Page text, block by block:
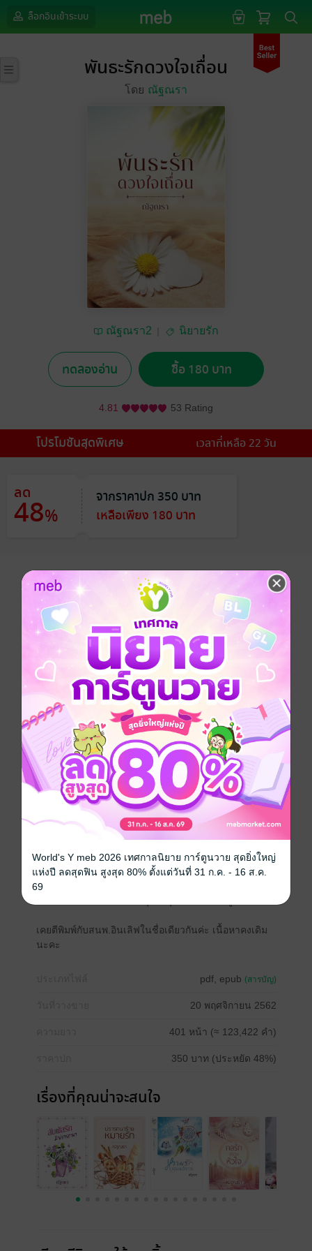
ล็อกอินเข้าระบบ
พันธะรักดวงใจเถื่อน
โดย ณัฐณรา
ณัฐณรา2 นิยายรัก
ทดลองอ่าน ซื้อ 180 บาท
4.81 53 Rating
โปรโมชันสุดพิเศษ เวลาที่เหลือ 22 วัน
ลด
48%
จากราคาปก 350 บาท
เหลือเพียง 180 บาท
อยากได้ ซื้อเป็นของขวัญ แชร์
ตึง!
“โอ๊ย!”
นักพัฒนาบุคลิกภาพสาวร้องเมื่อหลังและสะโพกกระแทก
พื้นเต็มๆ อาจไม่เจ็บมากเพราะว่ามีพรมหนานุ่มรองรับตัว
เธอ อลันนาเบ้หน้า แล้วก็ย่นคิ้ว เมื่อเห็นสายตาของคนที่
นั่งข้างเตียงฝั่งที่เธอร่วงลงมา ดวงตาสีเทาเหลือบฟ้าคู่นั้น
เบิกกว้างอย่างตกตะลึง แถมปากหยักที่มีรอยแผลก็เผยอ
นิดๆ อลันนาทำหน้าเหวอ ก่อนจะเบิกตากว้างเมื่อรู้สึกถึง
ลมเย็นๆจากเครื่องปรับอากาศที่โดนใส่เนื้อตัว หญิงสาวก้ม
มองสภาพตัวเองก่อนจะตัวแข็ง ช็อก!
เมื่อครู่ที่หน้าอกโผล่มาให้เห็น นับว่ามันเลวร้ายแล้ว แต่นี่
มันยิ่งกว่านรกแตกเสียอีกเมื่อสาบเสื้อคลุมตัวใหญ่มันเปิด
อ้าทั้งสองฝั่ง ห่างกันราวๆสองคืบฝ่ามือแล้วเธอก็นอนหงาย
หลังสะโพกอยู่ที่พื้นแต่สองขายังอยู่บนเตียง!
“...” อลันนาตัวชาวาบ ขยับตัวไม่ได้ เสียงจะกรีดร้องก็ไม่มี
เคยตีพิมพ์กับสนพ.อินเลิฟในชื่อเดียวกันค่ะ เนื้อหาคงเดิม
นะคะ
pdf, epub (สารบัญ)
20 พฤศจิกายน 2562
401 หน้า (≈ 123,422 คำ)
350 บาท (ประหยัด 48%)
เรื่องที่คุณน่าจะสนใจ
World's Y meb 2026 เทศกาลนิยาย การ์ตูนวาย สุดยิ่งใหญ่
แห่งปี ลดสุดฟิน สูงสุด 80% ตั้งแต่วันที่ 31 ก.ค. - 16 ส.ค.
69